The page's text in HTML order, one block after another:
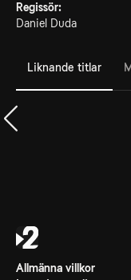
Regissör:
Daniel Duda
Liknande titlar
Allmänna villkor